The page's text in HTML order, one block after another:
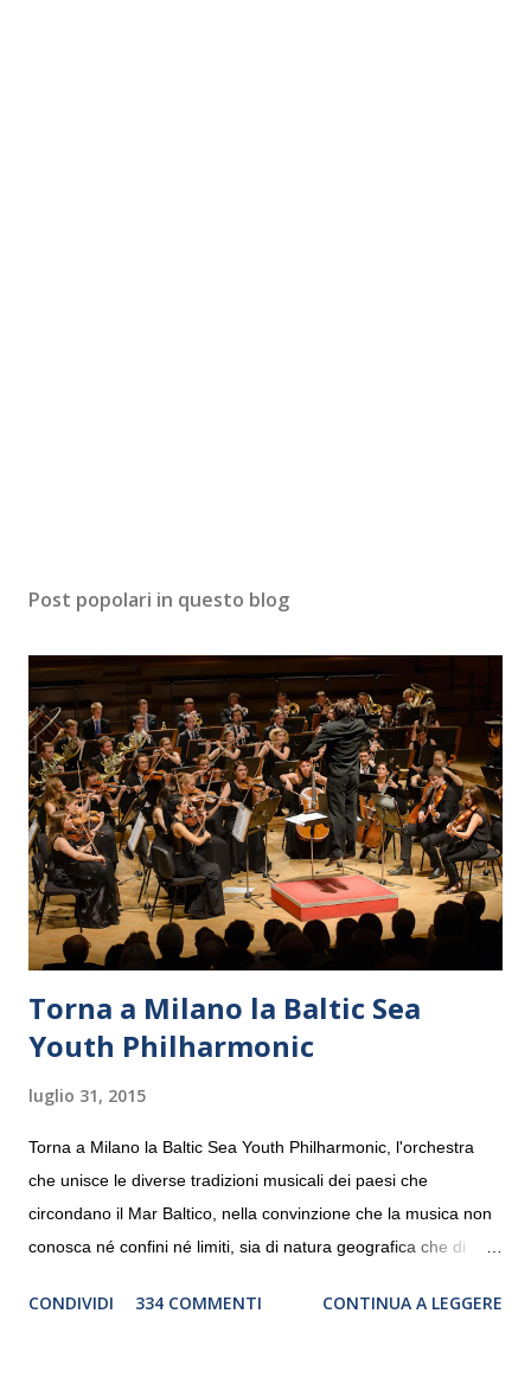
Post popolari in questo blog
Torna a Milano la Baltic Sea
Youth Philharmonic
luglio 31, 2015
Torna a Milano la Baltic Sea Youth Philharmonic, l'orchestra
che unisce le diverse tradizioni musicali dei paesi che
circondano il Mar Baltico, nella convinzione che la musica non
conosca né confini né limiti, sia di natura geografica che di
debutterà il 10 settembre a Heiden, in Germania, e toccherà, in
CONDIVIDI 334 COMMENTI CONTINUA A LEGGERE